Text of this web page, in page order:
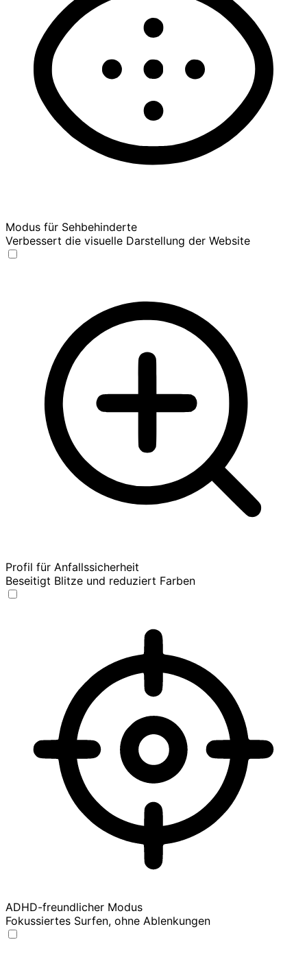
Modus für Sehbehinderte
Verbessert die visuelle Darstellung der Website
Profil für Anfallssicherheit
Beseitigt Blitze und reduziert Farben
ADHD-freundlicher Modus
Fokussiertes Surfen, ohne Ablenkungen